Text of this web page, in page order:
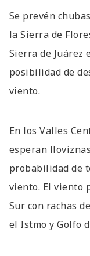
Se prevén
la Sierra de
Sierra de Juárez
posibilidad de
viento.
En los Valles
esperan
probabilidad de
viento. El viento
Sur con rachas
el Istmo y Golfo